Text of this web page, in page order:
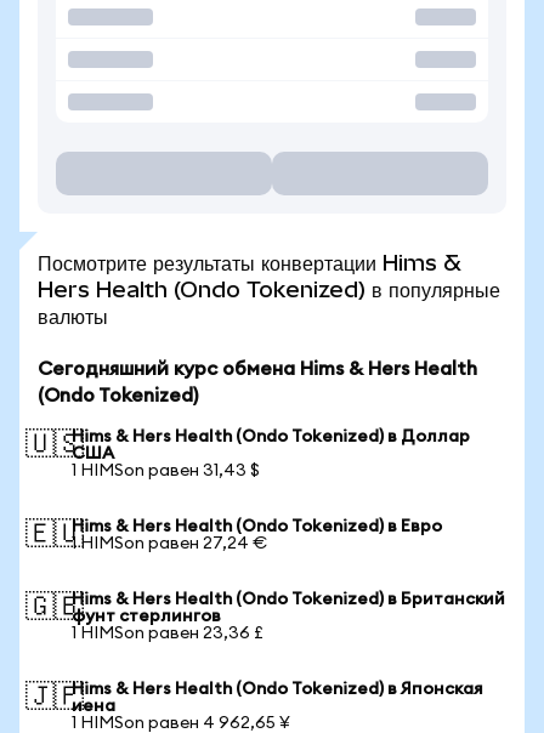
Посмотрите результаты конвертации Hims &
Hers Health (Ondo Tokenized) в популярные
валюты
Сегодняшний курс обмена Hims & Hers Health
(Ondo Tokenized)
🇺🇸Hims & Hers Health (Ondo Tokenized) в Доллар
США
1 HIMSon равен 31,43 $
🇪🇺Hims & Hers Health (Ondo Tokenized) в Евро
1 HIMSon равен 27,24 €
🇬🇧Hims & Hers Health (Ondo Tokenized) в Британский
фунт стерлингов
1 HIMSon равен 23,36 £
🇯🇵Hims & Hers Health (Ondo Tokenized) в Японская
иена
1 HIMSon равен 4 962,65 ¥